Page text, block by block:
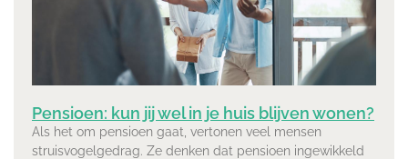
Pensioen: kun jij wel in je huis blijven wonen?
Als het om pensioen gaat, vertonen veel mensen
struisvogelgedrag. Ze denken dat pensioen ingewikkeld